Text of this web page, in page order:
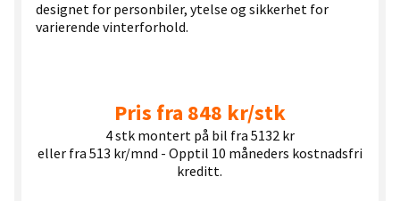
designet for personbiler, ytelse og sikkerhet for
varierende vinterforhold.
Pris fra 848 kr/stk
4 stk montert på bil fra 5132 kr
eller fra 513 kr/mnd - Opptil 10 måneders kostnadsfri
kreditt.